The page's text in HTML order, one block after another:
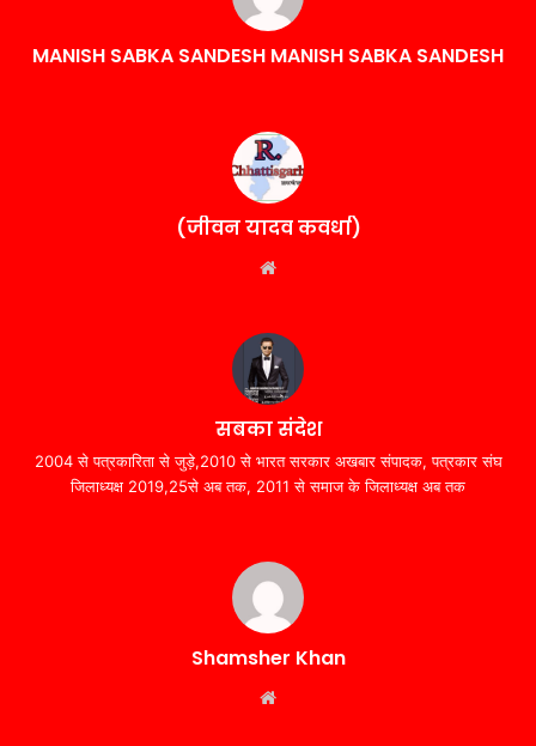
MANISH SABKA SANDESH MANISH SABKA SANDESH
(जीवन यादव कवर्धा)
सबका संदेश
2004 से पत्रकारिता से जुड़े,2010 से भारत सरकार अखबार संपादक, पत्रकार संघ
जिलाध्यक्ष 2019,25से अब तक, 2011 से समाज के जिलाध्यक्ष अब तक
Shamsher Khan